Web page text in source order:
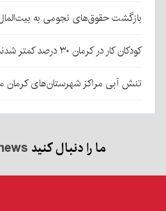
بازگشت حقوق‌های نجومی به
کودکان کار در کرمان ۳۰ درصد کمتر شدند
تنش آبی مراکز شهرستان‌های کرمان
ما را دنبال کنید